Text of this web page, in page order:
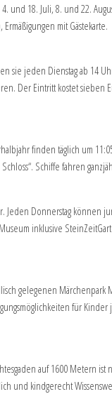
18. Juli, 8. und 22.
mit Gästekarte.
sie jeden Dienstag ab 14
Der Eintritt kostet sieben
finden täglich um
Schiffe fahren
Jeden Donnerstag können
inklusive
gelegenen
für
auf 1600 Metern
kindgerecht